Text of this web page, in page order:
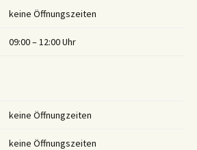
keine Öffnungszeiten
09:00 – 12:00 Uhr
keine Öffnungzeiten
keine Öffnungszeiten